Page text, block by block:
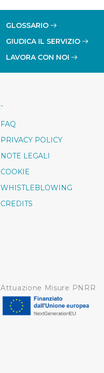
GLOSSARIO
GIUDICA IL SERVIZIO
LAVORA CON NOI
-
FAQ
PRIVACY POLICY
NOTE LEGALI
COOKIE
WHISTLEBLOWING
CREDITS
Attuazione Misure PNRR